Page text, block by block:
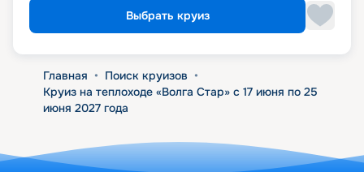
Выбрать круиз
Главная • Поиск круизов •
Круиз на теплоходе «Волга Стар» с 17 июня по 25
июня 2027 года